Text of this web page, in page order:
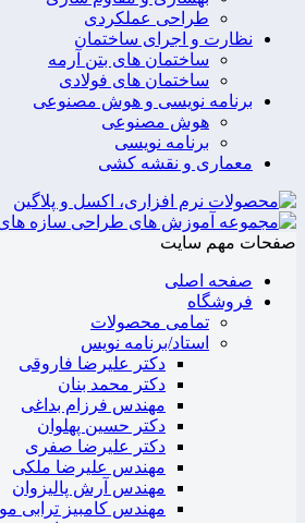
طراحی عملکردی
نظارت و اجرای ساختمان
ساختمان های بتن آرمه
ساختمان های فولادی
برنامه نویسی و هوش مصنوعی
هوش مصنوعی
برنامه نویسی
معماری و نقشه کشی
صفحات مهم سایت
صفحه اصلی
فروشگاه
تمامی محصولات
استاد/برنامه نویس
دکتر علیرضا فاروقی
دکتر محمد بنان
مهندس فرزام بداغی
دکتر حسین پهلوان
دکتر علیرضا صفری
مهندس علیرضا ملکی
مهندس آرش پالیزوان
مهندس کامبیز ترابی